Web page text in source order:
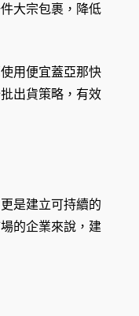
大宗包裹，降低
用便宜蓋亞那快
出貨策略，有效
是建立可持續的
的企業來說，建